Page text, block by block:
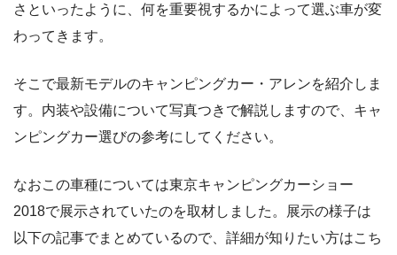
さといったように、何を重要視するかによって選ぶ車が変
わってきます。
そこで最新モデルのキャンピングカー・アレンを紹介しま
す。内装や設備について写真つきで解説しますので、キャ
ンピングカー選びの参考にしてください。
なおこの車種については東京キャンピングカーショー
2018で展示されていたのを取材しました。展示の様子は
以下の記事でまとめているので、詳細が知りたい方はこち